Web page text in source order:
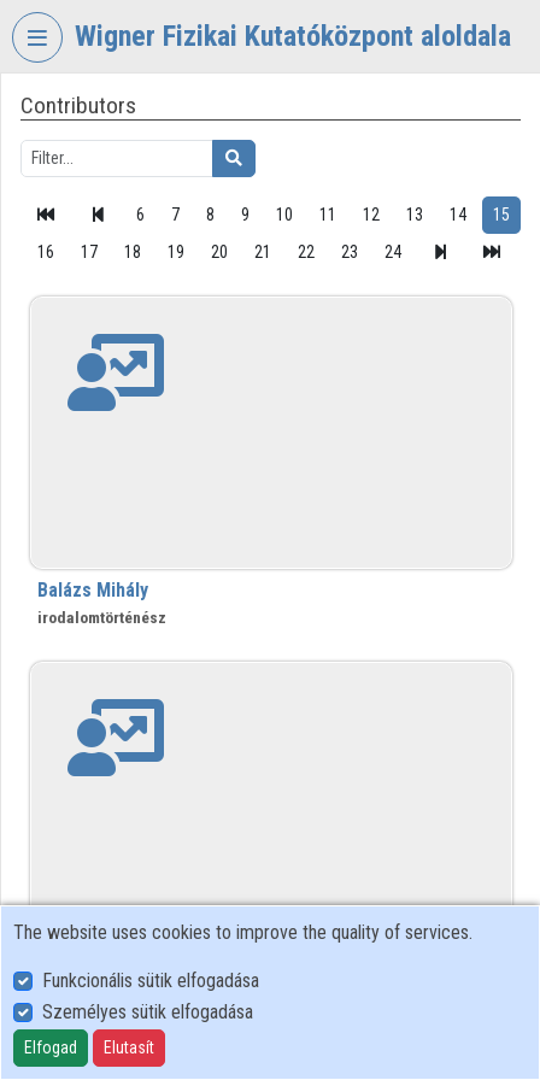
Skip header
Wigner Fizikai Kutatóközpont aloldala
VIDEOTORIUM
WIGNER
FIZIKAI
KUTATÓKÖZPONT
Organization discovery
Contributors
Contributors
6 7 8 9 10 11 12 13 14
15
16
17 18 19 20 21 22 23 24
Balázs Mihály
irodalomtörténész
literary historian
The website uses cookies to improve the quality of services.
Funkcionális sütik elfogadása
Személyes sütik elfogadása
Elfogad Elutasít